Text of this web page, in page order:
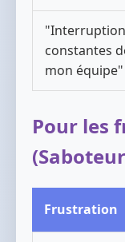
constantes
mon équipe"
Pour les
Frustration